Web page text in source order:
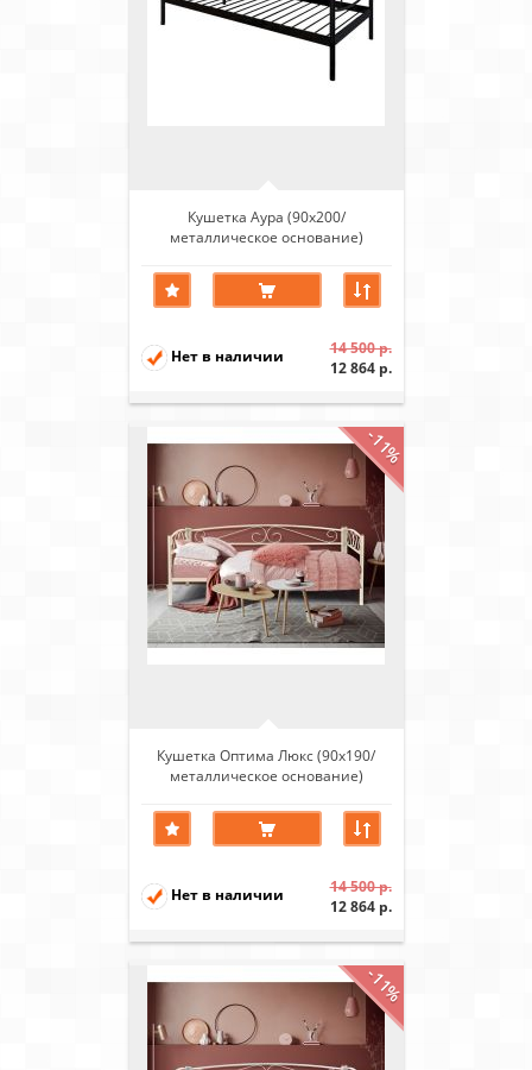
Кушетка Аура (90х200/
металлическое основание)
Нет в наличии
14 500 р.
12 864 р.
-11%
Кушетка Оптима Люкс (90х190/
металлическое основание)
Нет в наличии
14 500 р.
12 864 р.
-11%